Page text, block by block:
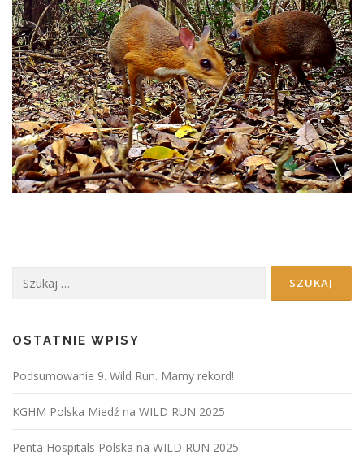
OSTATNIE WPISY
Podsumowanie 9. Wild Run. Mamy rekord!
KGHM Polska Miedź na WILD RUN 2025
Penta Hospitals Polska na WILD RUN 2025